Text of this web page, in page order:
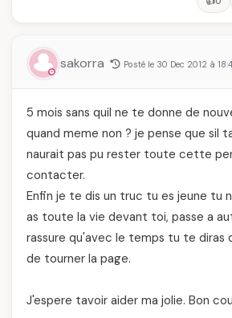
sakorra Posté le 30 Dec 2012 à
5 mois sans quil ne te donne de
quand meme non ? je pense que sil
naurait pas pu rester toute cette
contacter.
Enfin je te dis un truc tu es jeune tu
as toute la vie devant toi, passe a
rassure qu'avec le temps tu te diras
de tourner la page.
J'espere tavoir aider ma jolie. Bon